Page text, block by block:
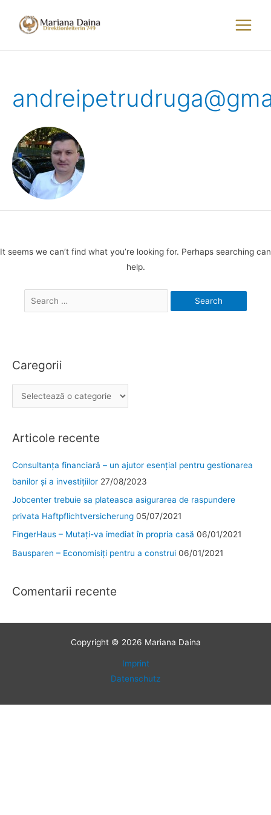
content
Main
It seems we can’t find what you’re looking for. Perhaps searching can
help.
Search
for:
Caregorii
a
e
i
i
Articole recente
Consultanța financiară – un ajutor esențial pentru gestionarea
banilor și a investițiilor 27/08/2023
Jobcenter trebuie sa plateasca asigurarea de raspundere
privata Haftpflichtversicherung 05/07/2021
FingerHaus – Mutați-va imediat în propria casă 06/01/2021
Bausparen – Economisiți pentru a construi 06/01/2021
Comentarii recente
Copyright © 2026 Mariana Daina
Imprint
Datenschutz